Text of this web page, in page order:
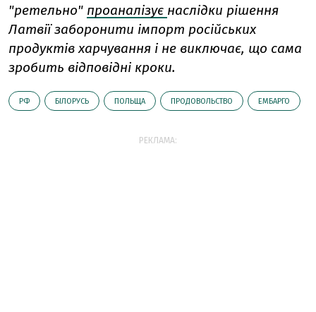
"ретельно" проаналізує наслідки рішення
Латвії заборонити імпорт російських
продуктів харчування і не виключає, що сама
зробить відповідні кроки.
РФ БІЛОРУСЬ ПОЛЬЩА ПРОДОВОЛЬСТВО ЕМБАРГО
РЕКЛАМА: